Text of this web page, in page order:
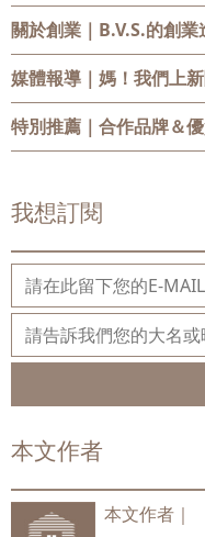
關於創業 ｜B.V.S.的創業
媒體報導 ｜媽！我們上
特別推薦 ｜合作品牌＆
我想訂閱
本文作者
本文作者｜